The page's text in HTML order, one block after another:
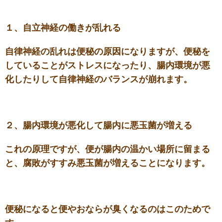
１、自立神経の働きが乱れる
自律神経の乱れは便秘の原因になりますが、便秘を
していることがストレスになったり、腸内環境が悪
化したりして自律神経のバランスが崩れます。
２、腸内環境が悪化して腸内に悪玉菌が増える
これの原理ですが、便が腸内の温かい場所に留まる
と、腐敗がすすみ悪玉菌が増えることになります。
便秘になると便やおならが臭くなるのはこのためで